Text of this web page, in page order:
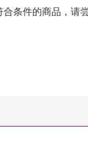
合条件的商品，请